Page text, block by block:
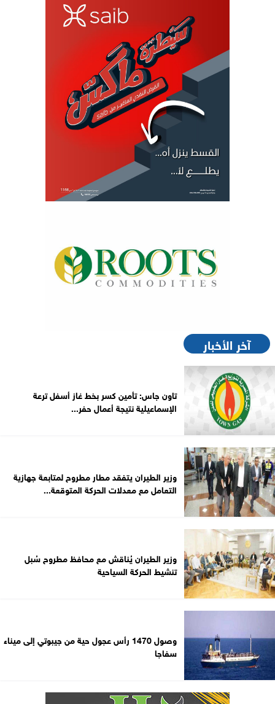
آخر الأخبار
تاون جاس: تأمين كسر بخط غاز أسفل ترعة
الإسماعيلية نتيجة أعمال حفر...
وزير الطيران يتفقد مطار مطروح لمتابعة جهازية
التعامل مع معدلات الحركة المتوقعة...
وزير الطيران يُناقش مع محافظ مطروح سُبل
تنشيط الحركة السياحية
وصول 1470 رأس عجول حية من جيبوتي إلى ميناء
سفاجا